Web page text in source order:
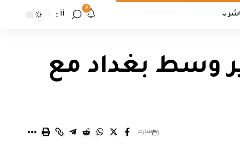
9
أأ
وسط بغداد مع
شارك